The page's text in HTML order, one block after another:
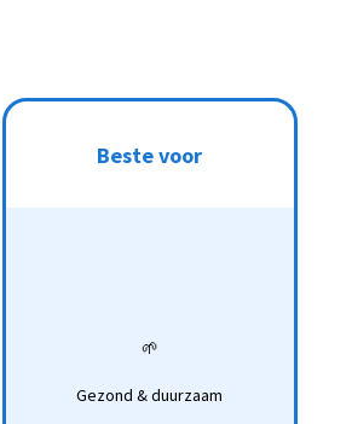
Beste voor
bestellen
Beste voor
🌱
Gezond & duurzaam